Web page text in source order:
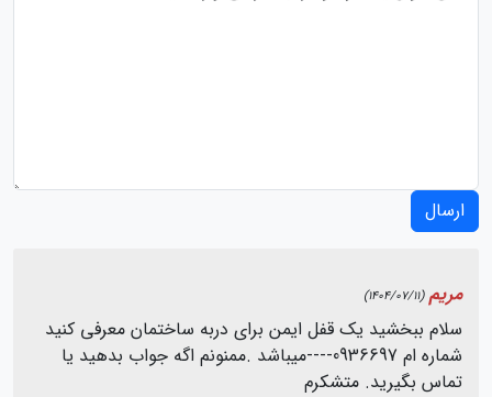
ارسال
مریم (1404/07/11)
سلام ببخشید یک قفل ایمن برای دربه ساختمان معرفی کنید
شماره ام 0936697----میباشد .ممنونم اگه جواب بدهید یا
تماس بگیرید. متشکرم